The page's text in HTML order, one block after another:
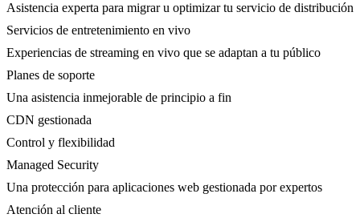
Asistencia experta para migrar u optimizar tu servicio de distribución
Servicios de entretenimiento en vivo
Experiencias de streaming en vivo que se adaptan a tu público
Planes de soporte
Una asistencia inmejorable de principio a fin
CDN gestionada
Control y flexibilidad
Managed Security
Una protección para aplicaciones web gestionada por expertos
Atención al cliente